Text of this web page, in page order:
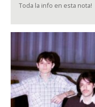
Toda la info en esta nota!